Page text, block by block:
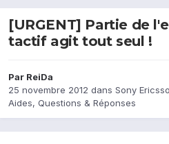
[URGENT] Partie de
tactif agit tout seul !
Par ReiDa
25 novembre 2012 dans Sony
Aides, Questions & Réponses